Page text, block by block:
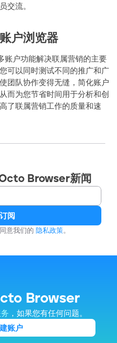
交流。
户浏览器
户功能解决联属营销的主要
可以同时测试不同的推广和广
使团队协作变得无缝，简化账户
而为您节省时间用于分析和创
了联属营销工作的质量和速
Browser新闻
订阅
意我们的 隐私政策。
Browser
，如果您有任何问题。
账户